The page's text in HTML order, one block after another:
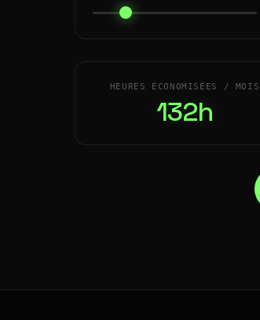
HEURES ÉCONOMISÉES / MOIS
132h